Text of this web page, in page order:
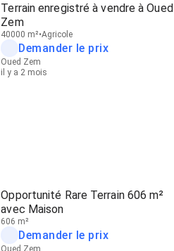
Terrain enregistré à vendre à Oued
Zem
40000 m² Agricole
Demander le prix
Oued Zem
il y a 2 mois
Opportunité Rare Terrain 606 m²
avec Maison
606 m²
Demander le prix
Oued Zem